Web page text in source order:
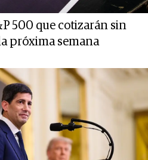
500 que cotizarán sin
próxima semana